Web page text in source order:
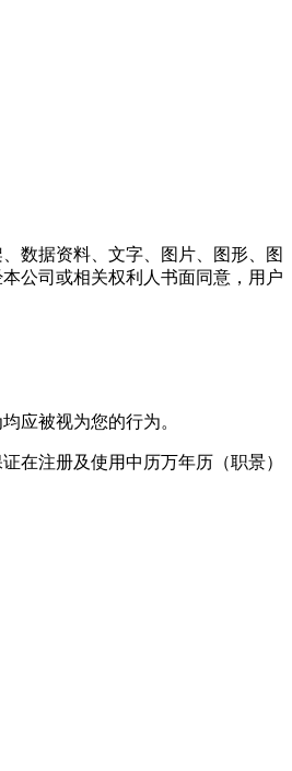
数据资料、文字、图片、图形、图
公司或相关权利人书面同意，用户
应被视为您的行为。
在注册及使用中历万年历（职景）